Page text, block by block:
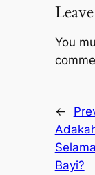
You
←
Bayi?